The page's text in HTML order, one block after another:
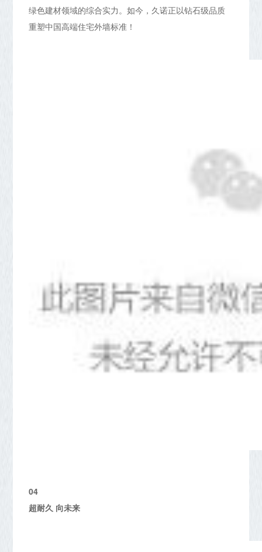
绿色建材领域的综合实力。如今，久诺正以钻石级品质
重塑中国高端住宅外墙标准！
04
超耐久 向未来